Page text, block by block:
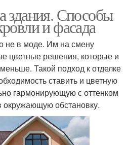
здания. Способы
и фасада
не в моде. Им на смену
цветные решения, которые и
Такой подход к отделке
ставить и цветную
гармонирующую с оттенком
обстановку.